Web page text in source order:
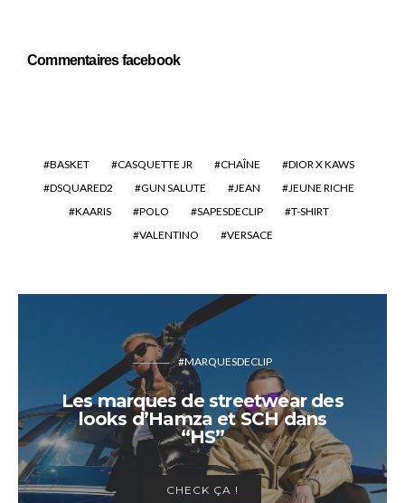
Commentaires facebook
BASKET CASQUETTE JR CHAÎNE
DIOR X KAWS
DSQUARED2
GUN SALUTE JEAN
JEUNE RICHE
KAARIS
POLO SAPESDECLIP
T-SHIRT
VALENTINO
VERSACE
#MARQUESDECLIP
Les marques de streetwear des
looks d’Hamza et SCH dans
“HS”
CHECK ÇA !